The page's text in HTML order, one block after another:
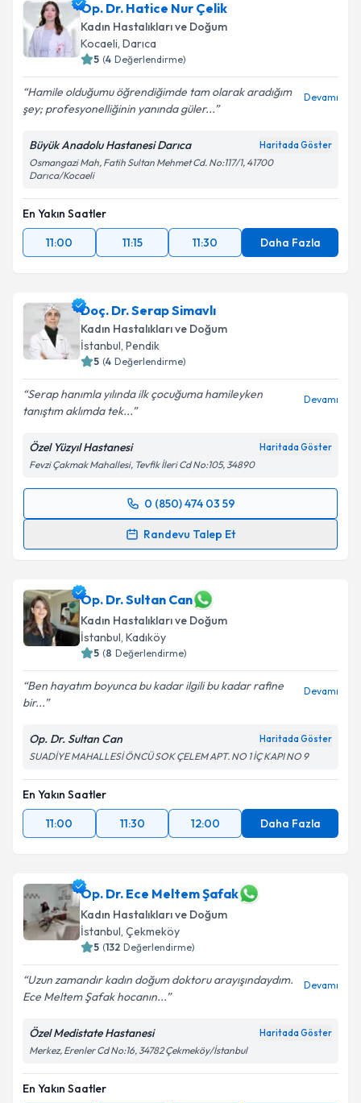
E-posta Adresiniz
Kişisel verilerimin işlenmesine ilişkin
kapsamda işlenmesini kabul ediyorum.
Takvim Talebini Gönder
Op. Dr. Hatice Nur Çelik
Kadın Hastalıkları ve Doğum
Kocaeli, Darıca
5 (4 Değerlendirme)
Hamile olduğumu öğrendiğimde tam olarak aradığım
şey; profesyonelliğinin yanında güler...
Devamı
Büyük Anadolu Hastanesi Darıca Haritada Göster
Osmangazi Mah, Fatih Sultan Mehmet Cd. No:117/1, 41700
Darıca/Kocaeli
En Yakın Saatler
11:00
11:15 11:30 Daha Fazla
Doç. Dr. Serap Simavlı
Kadın Hastalıkları ve Doğum
İstanbul, Pendik
5 (4 Değerlendirme)
Serap hanımla yılında ilk çocuğuma hamileyken
tanıştım aklımda tek...
Devamı
Özel Yüzyıl Hastanesi Haritada Göster
Fevzi Çakmak Mahallesi, Tevfik İleri Cd No:105, 34890
0 (850) 474 03 59
Randevu Talep Et
Randevu Takvimi Talebi
takvim hazırlandığında e-posta ile bilgilendireceğiz.
E-posta Adresiniz
kapsamda işlenmesini kabul ediyorum.
Op. Dr. Sultan Can
Kadın Hastalıkları ve Doğum
İstanbul, Kadıköy
5 (8 Değerlendirme)
Ben hayatım boyunca bu kadar ilgili bu kadar rafine
bir...
Devamı
Op. Dr. Sultan Can Haritada Göster
SUADİYE MAHALLESİ ÖNCÜ SOK ÇELEM APT. NO 1 İÇ KAPI NO 9
En Yakın Saatler
11:00
11:30 12:00 Daha Fazla
Op. Dr. Ece Meltem Şafak
Kadın Hastalıkları ve Doğum
İstanbul, Çekmeköy
5 (132 Değerlendirme)
Uzun zamandır kadın doğum doktoru arayışındaydım.
Ece Meltem Şafak hocanın...
Devamı
Özel Medistate Hastanesi Haritada Göster
Merkez, Erenler Cd No:16, 34782 Çekmeköy/İstanbul
En Yakın Saatler